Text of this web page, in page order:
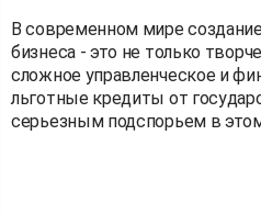
В современном мире
бизнеса - это не только
сложное управленческое и
льготные кредиты от
серьезным подспорьем в